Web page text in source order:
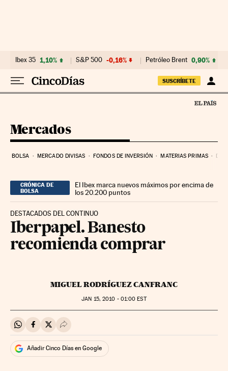
Ibex 35 1,10% S&P 500 -0,16% Petróleo Brent 0,90%
SUSCRÍBETE
Mercados
BOLSA MERCADO DIVISAS FONDOS DE INVERSIÓN MATERIAS PRIMAS
CRÓNICA DE
BOLSA
El Ibex marca nuevos máximos por encima de
los 20.200 puntos
DESTACADOS DEL CONTINUO
Iberpapel. Banesto
recomienda comprar
MIGUEL RODRÍGUEZ CANFRANC
JAN 15, 2010 - 01:00 EST
Compartir en Whatsapp
Compartir en Facebook
Compartir en Twitter
Desplegar Redes Sociales
Añadir Cinco Días en Google